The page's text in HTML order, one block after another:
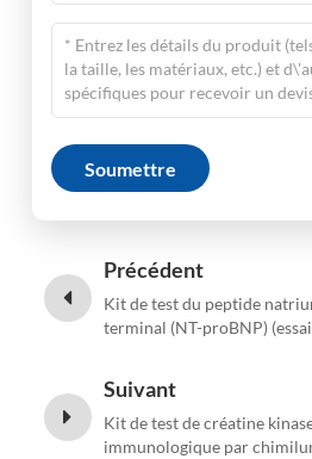
Soumettre
Précédent
Kit de test du peptide
terminal (NT-proBNP)
Suivant
Kit de test de créatine
immunologique par